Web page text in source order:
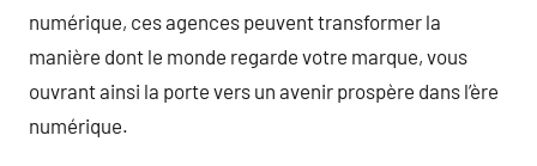
numérique, ces agences peuvent transformer la
manière dont le monde regarde votre marque, vous
ouvrant ainsi la porte vers un avenir prospère dans l’ère
numérique.